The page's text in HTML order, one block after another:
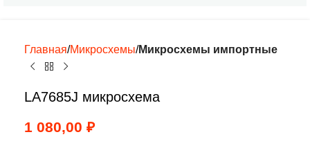
Главная Микросхемы Микросхемы импортные
LA7685J микросхема
1 080,00 ₽